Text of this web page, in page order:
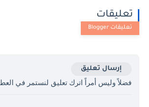
تعليقات
إرسال تعليق
فضلاً وليس أمراً اترك تعليق لنستمر في